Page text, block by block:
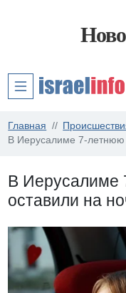
Главная
В Иерусалиме 7-летнюю
В Иерусалиме
оставили на